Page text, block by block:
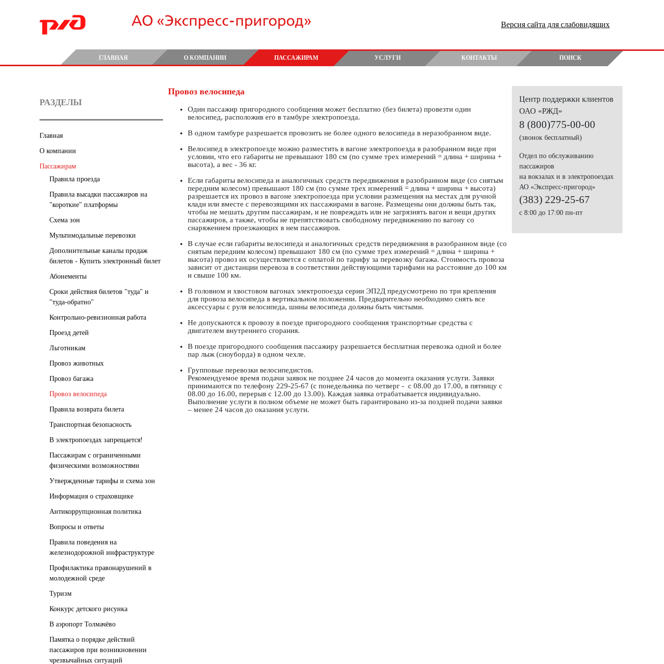
АО «Экспресс-пригород» Версия сайта для слабовидящих
ГЛАВНАЯ О КОМПАНИИ ПАССАЖИРАМ УСЛУГИ КОНТАКТЫ ПОИСК
РАЗДЕЛЫ
Главная
О компании
Пассажирам
Правила проезда
Правила высадки пассажиров на
"короткие" платформы
Схема зон
Мультимодальные перевозки
Дополнительные каналы продаж
билетов - Купить электронный билет
Абонементы
Сроки действия билетов "туда" и
"туда-обратно"
Контрольно-ревизионная работа
Проезд детей
Льготникам
Провоз животных
Провоз багажа
Провоз велосипеда
Правила возврата билета
Транспортная безопасность
В электропоездах запрещается!
Пассажирам с ограниченными
физическими возможностями
Утвержденные тарифы и схема зон
Информация о страховщике
Антикоррупционная политика
Вопросы и ответы
Правила поведения на
железнодорожной инфраструктуре
Профилактика правонарушений в
молодежной среде
Туризм
Конкурс детского рисунка
В аэропорт Толмачёво
Памятка о порядке действий
пассажиров при возникновении
чрезвычайных ситуаций
Провоз велосипеда
Один пассажир пригородного сообщения может бесплатно (без билета) провезти один
велосипед, расположив его в тамбуре электропоезда.
В одном тамбуре разрешается провозить не более одного велосипеда в неразобранном виде.
Велосипед в электропоезде можно разместить в вагоне электропоезда в разобранном виде при
условии, что его габариты не превышают 180 см (по сумме трех измерений = длина + ширина +
высота), а вес - 36 кг.
Если габариты велосипеда и аналогичных средств передвижения в разобранном виде (со снятым
передним колесом) превышают 180 см (по сумме трех измерений = длина + ширина + высота)
разрешается их провоз в вагоне электропоезда при условии размещения на местах для ручной
клади или вместе с перевозящими их пассажирами в вагоне. Размещены они должны быть так,
чтобы не мешать другим пассажирам, и не повреждать или не загрязнять вагон и вещи других
пассажиров, а также, чтобы не препятствовать свободному передвижению по вагону со
снаряжением проезжающих в нем пассажиров.
В случае если габариты велосипеда и аналогичных средств передвижения в разобранном виде (со
снятым передним колесом) превышают 180 см (по сумме трех измерений = длина + ширина +
высота) провоз их осуществляется с оплатой по тарифу за перевозку багажа. Стоимость провоза
зависит от дистанции перевоза в соответствии действующими тарифами на расстояние до 100 км
и свыше 100 км.
В головном и хвостовом вагонах электропоезда серии ЭП2Д предусмотрено по три крепления
для провоза велосипеда в вертикальном положении. Предварительно необходимо снять все
аксессуары с руля велосипеда, шины велосипеда должны быть чистыми.
Не допускаются к провозу в поезде пригородного сообщения транспортные средства с
двигателем внутреннего сгорания.
В поезде пригородного сообщения пассажиру разрешается бесплатная перевозка одной и более
пар лыж (сноуборда) в одном чехле.
Групповые перевозки велосипедистов.
Рекомендуемое время подачи заявок не позднее 24 часов до момента оказания услуги. Заявки
принимаются по телефону 229-25-67 (с понедельника по четверг - с 08.00 до 17.00, в пятницу с
08.00 до 16.00, перерыв с 12.00 до 13.00). Каждая заявка отрабатывается индивидуально.
Выполнение услуги в полном объеме не может быть гарантировано из-за поздней подачи заявки
– менее 24 часов до оказания услуги.
Центр поддержки клиентов
ОАО «РЖД»
8 (800)775-00-00
(звонок бесплатный)
Отдел по обслуживанию
пассажиров
на вокзалах и в электропоездах
АО «Экспресс-пригород»
(383) 229-25-67
с 8:00 до 17:00 пн-пт